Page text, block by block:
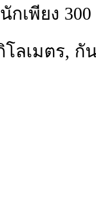
กเพียง
โลเมตร,